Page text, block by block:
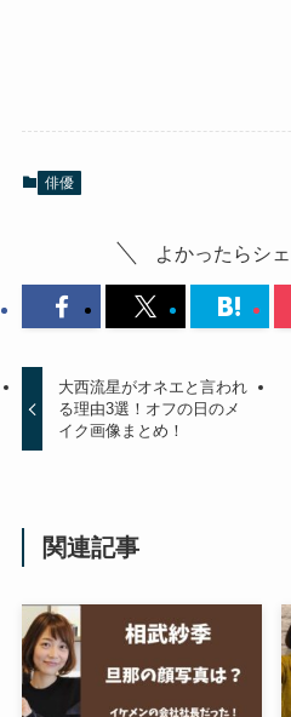
俳優
よかったらシ
大西流星がオネエと言われ
る理由3選！オフの日のメ
イク画像まとめ！
関連記事